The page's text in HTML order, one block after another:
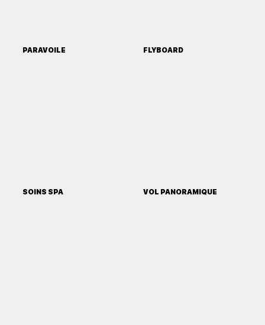
PARAVOILE FLYBOARD
SOINS SPA VOL PANORAMIQUE